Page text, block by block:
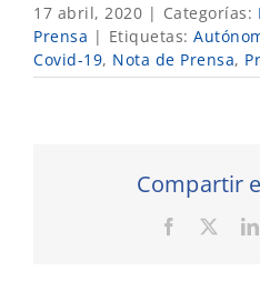
17 abril, 2020 | Categorías:
Prensa | Etiquetas:
Covid-19, Nota de Prensa,
Compartir
Facebook